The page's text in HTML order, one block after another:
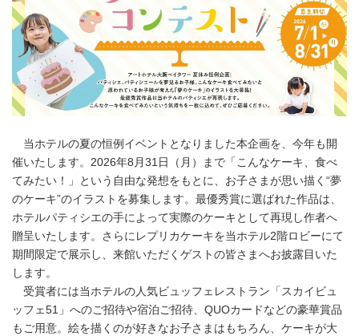
当ホテルの夏の恒例イベントとなりました本企画を、今年も開
催いたします。2026年8月31日（月）まで「こんなケーキ、食べ
てみたい！」という自由な発想をもとに、お子さまが思い描く“夢
のケーキ”のイラストを募集します。最優秀賞に選ばれた作品は、
ホテルパティシエの手によって実際のケーキとして再現し作者へ
贈呈いたします。さらにレプリカケーキを当ホテル2階ロビーにて
期間限定で展示し、来館いただくゲストの皆さまへお披露目いた
します。
受賞者には当ホテルの人気ビュッフェレストラン「スカイビュ
ッフェ51」へのご招待や宿泊ご招待、QUOカードなどの豪華賞品
もご用意。絵を描くのが好きなお子さまはもちろん、ケーキが大